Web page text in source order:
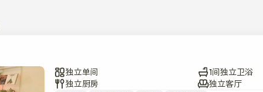
独立单间
1间独立卫浴
独立厨房
独立客厅